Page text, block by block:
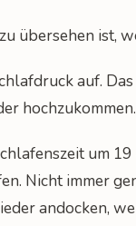
übersehen ist,
auf. Das
hochzukommen.
um
Nicht immer
andocken,